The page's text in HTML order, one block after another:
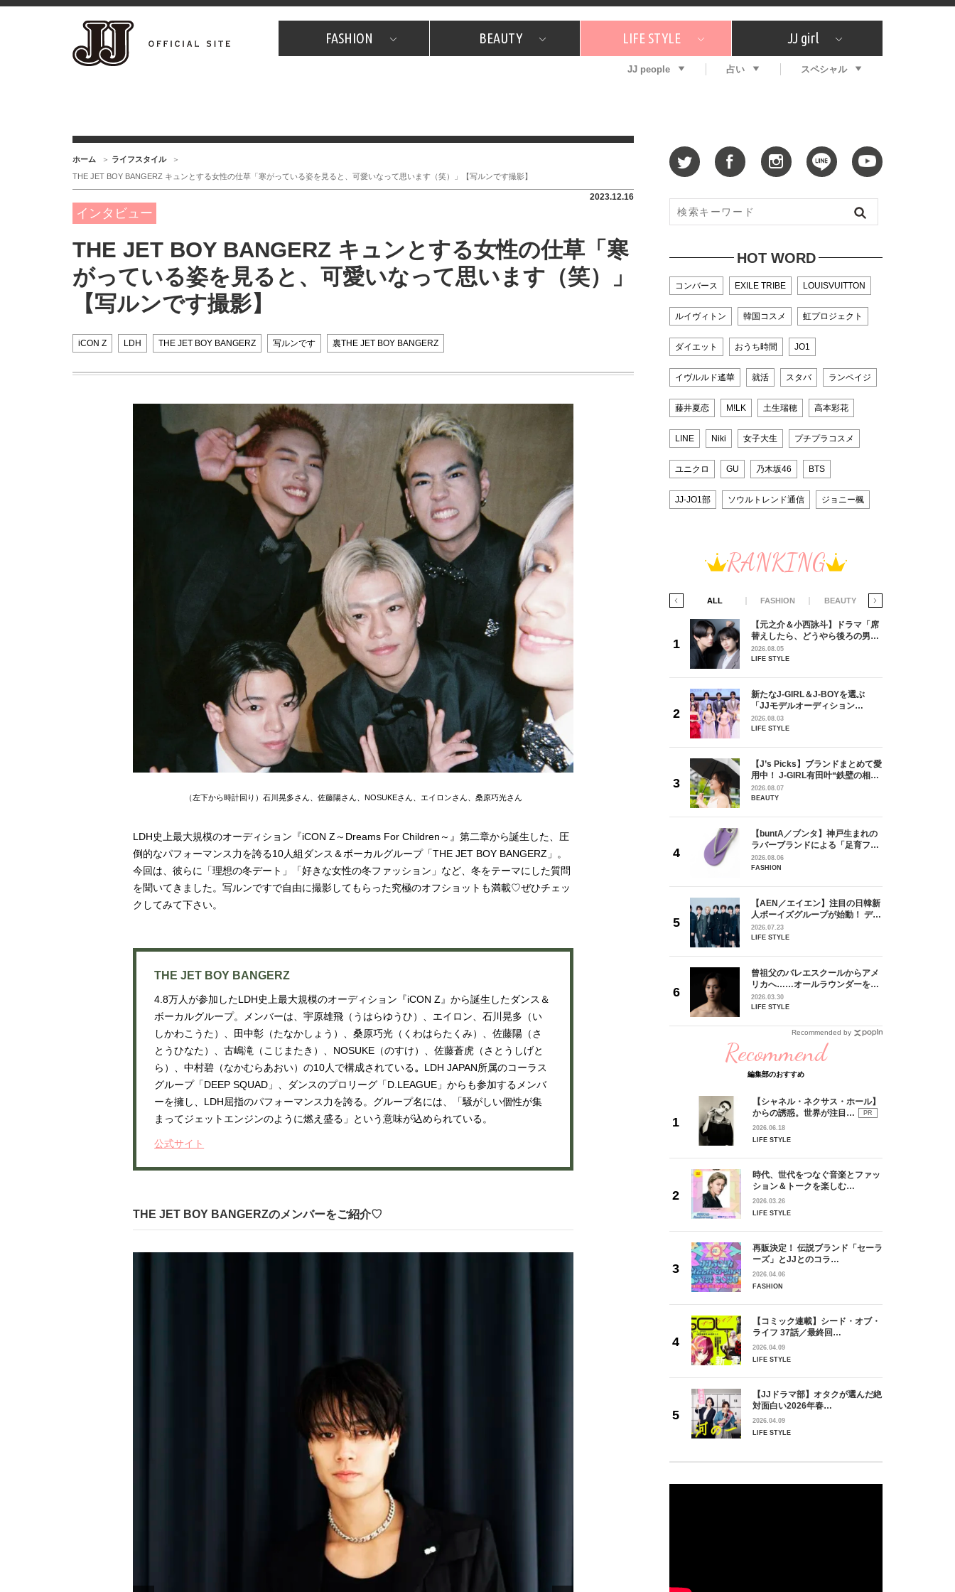
FASHION
JJスタッフの"それどこの"？ プチプラ プレゼント
BEAUTY
コスメ全部試してみた What's NEW？ 特集
LIFE STYLE
JJグルメガイド エンタメ プレゼント
恋愛
JJ girl
特集 おしゃラン！
JJ people 占い スペシャル
ホーム
ライフスタイル
THE JET BOY BANGERZ キュンとする女性の仕草「寒がっている姿を見ると、可愛いなって思います（笑）」【写ルンです撮影】
2023.12.16
インタビュー
THE JET BOY BANGERZ キュンとする女性の仕草「寒
がっている姿を見ると、可愛いなって思います（笑）」
【写ルンです撮影】
iCON Z LDH THE JET BOY BANGERZ 写ルンです 裏THE JET BOY BANGERZ
（左下から時計回り）石川晃多さん、佐藤陽さん、NOSUKEさん、エイロンさん、桑原巧光さん
LDH史上最大規模のオーディション『iCON Z～Dreams For Children～』第二章から誕生した、圧
倒的なパフォーマンス力を誇る10人組ダンス＆ボーカルグループ「THE JET BOY BANGERZ」。
今回は、彼らに「理想の冬デート」「好きな女性の冬ファッション」など、冬をテーマにした質問
を聞いてきました。写ルンですで自由に撮影してもらった究極のオフショットも満載♡ぜひチェッ
クしてみて下さい。
THE JET BOY BANGERZ
4.8万人が参加したLDH史上最大規模のオーディション『iCON Z』から誕生したダンス＆
ボーカルグループ。メンバーは、宇原雄⾶（うはらゆうひ）、エイロン、⽯川晃多（い
しかわこうた）、田中彰（たなかしょう）、桑原巧光（くわはらたくみ）、佐藤陽（さ
とうひなた）、古嶋滝（こじまたき）、NOSUKE（のすけ）、佐藤蒼⻁（さとうしげと
ら）、中村碧（なかむらあおい）の10人で構成されている。 LDH JAPAN所属のコーラス
グループ「DEEP SQUAD」、ダンスのプロリーグ「D.LEAGUE」からも参加するメンバ
ーを擁し、LDH屈指のパフォーマンス力を誇る。グループ名には、「騒がしい個性が集
まってジェットエンジンのように燃え盛る」という意味が込められている。
公式サイト
THE JET BOY BANGERZのメンバーをご紹介♡
HOT WORD
コンバース EXILE TRIBE LOUISVUITTON
ルイヴィトン 韓国コスメ 虹プロジェクト
ダイエット おうち時間 JO1
イヴルルド遙華 就活 スタバ ランペイジ
藤井夏恋 M!LK 土生瑞穂 高本彩花
LINE Niki 女子大生 プチプラコスメ
ユニクロ GU 乃木坂46 BTS
JJ-JO1部 ソウルトレンド通信 ジョニー楓
RANKING
ALL FASHION BEAUTY
【J’s Picks】ブランドまとめて愛
用中！ J-GIRL有田叶“鉄壁の相
棒”〈ビューティ＆ファッション
夏の必需品〉
2026.08.07
BEAUTY
【JJ専属モデルの素顔】ビューテ
ィ大好き！ 松川 星のお気に入り
コスメをCHECK
【J’s Picks】悲しい経験でたどり
着いた…J-BOY三上龍の手放せな
ューティ＆ファッション夏の必需
BEAUTY
【注目アーティストRainy。っ
い”のポーチの中身、拝見しま
す！
2026.01.30
BEAUTY
愛用スキンケア
2025.12.16
替えしたら、どうやら後ろの男が
どうやら俺のこと好きらしい」放
2026.08.05
新たなJ-GIRL＆J-BOYを選ぶ
「JJモデルオーディション
2027」が募集開始！ 予選ブロッ
クは候補生の“魅力”を重視した
「新システム」に変わります
2026.08.03
LIFE STYLE
【AEN／エイエン】注目の日韓新
人ボーイズグループが始動！ デビ
曾祖父のバレエスクールからアメ
指すダンサーは踊ることが好きす
ぎる【王子様の推しドコロ】
vol.29 三宅啄未さん
2026.03.30
LIFE STYLE
ディブル」リリース記念インタビ
矢「感情をズバーッと言葉にでき
2026.08.07
【元之介＆小西詠斗】ドラマ「席
替えしたら、どうやら後ろの男が
どうやら俺のこと好きらしい」放
送記念インタビュー♡ 「自然と詠
2026.08.05
LIFE STYLE
新たなJ-GIRL＆J-BOYを選ぶ
「JJモデルオーディション
2027」が募集開始！ 予選ブロッ
クは候補生の“魅力”を重視した
2026.08.03
LIFE STYLE
【J’s Picks】ブランドまとめて愛
用中！ J-GIRL有田叶“鉄壁の相
棒”〈ビューティ＆ファッション
夏の必需品〉
2026.08.07
BEAUTY
【buntA／ブンタ】神戸生まれの
ラバーブランドによる「足育フッ
トウェア」。伊勢丹新宿店でPOP-
UP開催中！
2026.08.06
FASHION
【AEN／エイエン】注目の日韓新
人ボーイズグループが始動！ デビ
ュー目前のフレッシュな面々を独
占インタビュー。7人の魅力に迫
2026.07.23
LIFE STYLE
曾祖父のバレエスクールからアメ
リカへ……オールラウンダーを目
指すダンサーは踊ることが好きす
ぎる【王子様の推しドコロ】
2026.03.30
LIFE STYLE
Recommended by
Recommend
編集部のおすすめ
【シャネル・ネクサス・ホール】
からの誘惑。世界が注目…
PR
2026.06.18
LIFE STYLE
時代、世代をつなぐ音楽とファッ
ション＆トークを楽しむ…
2026.03.26
LIFE STYLE
再販決定！ 伝説ブランド「セーラ
ーズ」とJJとのコラ…
2026.04.06
FASHION
【コミック連載】シード・オブ・
ライフ 37話／最終回…
2026.04.09
LIFE STYLE
【JJドラマ部】オタクが選んだ絶
対面白い2026年春…
2026.04.09
LIFE STYLE